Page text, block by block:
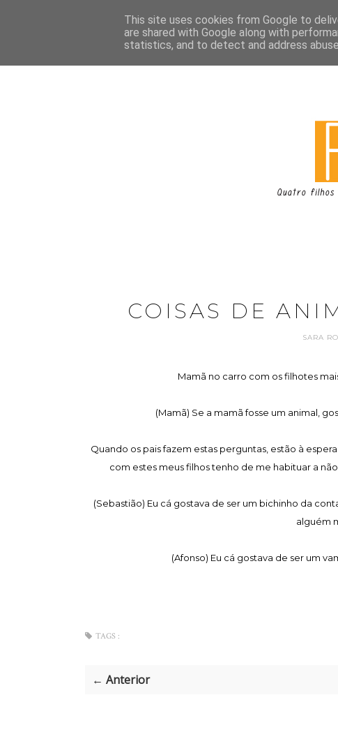
COISAS DE
SARA
Mamã no carro com os filhotes
(Mamã) Se a mamã fosse um animal,
Quando os pais fazem estas perguntas, estão à
com estes meus filhos tenho de me habituar a
(Sebastião) Eu cá gostava de ser um bichinho da
alguém
(Afonso) Eu cá gostava de ser um
TAGS :
← Anterior
This site uses cookies from Google to
are shared with Google along with
statistics, and to detect and address